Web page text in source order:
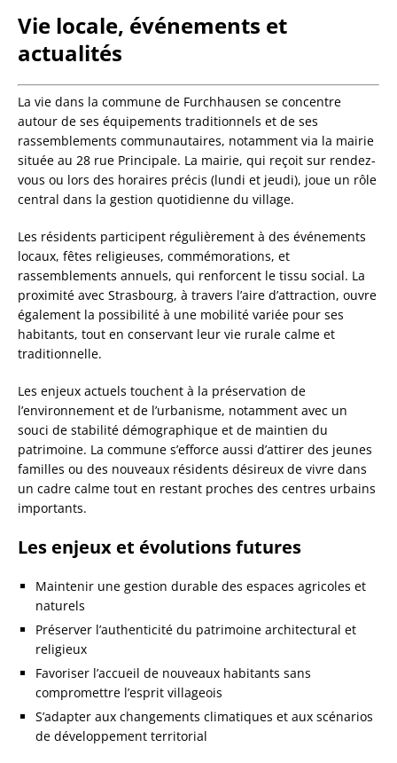
Vie locale, événements et
actualités
La vie dans la commune de Furchhausen se concentre
autour de ses équipements traditionnels et de ses
rassemblements communautaires, notamment via la mairie
située au 28 rue Principale. La mairie, qui reçoit sur rendez-
vous ou lors des horaires précis (lundi et jeudi), joue un rôle
central dans la gestion quotidienne du village.
Les résidents participent régulièrement à des événements
locaux, fêtes religieuses, commémorations, et
rassemblements annuels, qui renforcent le tissu social. La
proximité avec Strasbourg, à travers l’aire d’attraction, ouvre
également la possibilité à une mobilité variée pour ses
habitants, tout en conservant leur vie rurale calme et
traditionnelle.
Les enjeux actuels touchent à la préservation de
l’environnement et de l’urbanisme, notamment avec un
souci de stabilité démographique et de maintien du
patrimoine. La commune s’efforce aussi d’attirer des jeunes
familles ou des nouveaux résidents désireux de vivre dans
un cadre calme tout en restant proches des centres urbains
importants.
Les enjeux et évolutions futures
Maintenir une gestion durable des espaces agricoles et
naturels
Préserver l’authenticité du patrimoine architectural et
religieux
Favoriser l’accueil de nouveaux habitants sans
compromettre l’esprit villageois
S’adapter aux changements climatiques et aux scénarios
de développement territorial